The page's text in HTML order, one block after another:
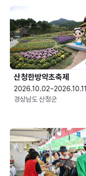
산청한방약초축제
2026.10.02~2026.10.11
경상남도 산청군